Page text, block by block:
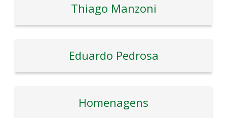
Thiago Manzoni
Eduardo Pedrosa
Homenagens